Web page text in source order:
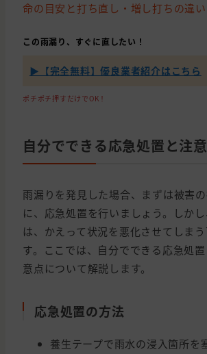
命の目安と打ち直し・増し打ちの違い
この雨漏り、すぐに直したい！
▶【完全無料】優良業者紹介はこちら
ポチポチ押すだけでOK！
自分でできる応急処置と注
雨漏りを発見した場合、まずは被害
に、応急処置を行いましょう。しか
は、かえって状況を悪化させてしま
す。ここでは、自分でできる応急処
意点について解説します。
応急処置の方法
養生テープで雨水の浸入箇所を